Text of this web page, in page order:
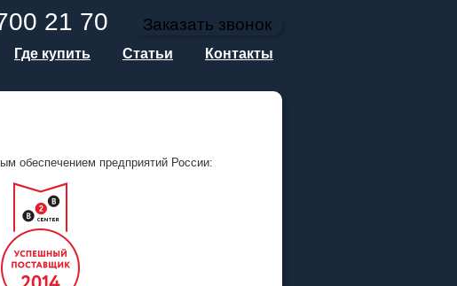
21 70 Заказать звонок
Где купить Статьи Контакты
обеспечением предприятий России: